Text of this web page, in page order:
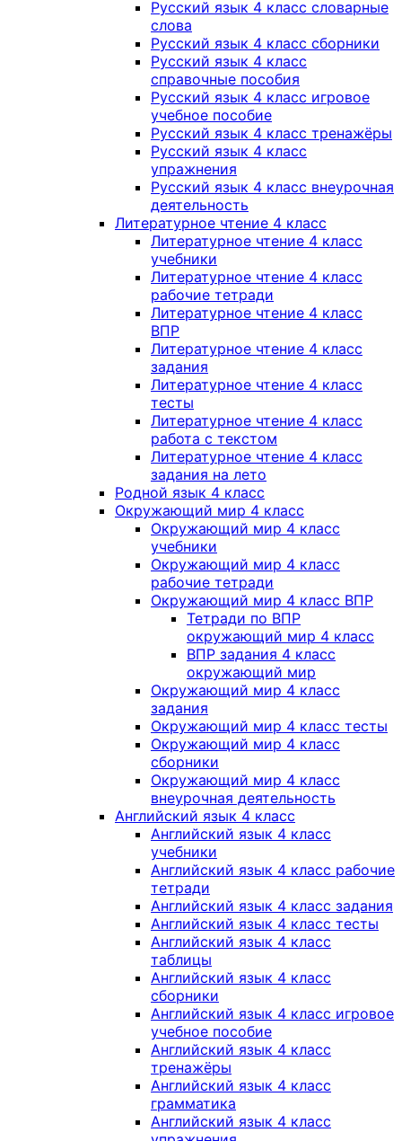
Русский язык 4 класс словарные
слова
Русский язык 4 класс сборники
Русский язык 4 класс
справочные пособия
Русский язык 4 класс игровое
учебное пособие
Русский язык 4 класс тренажёры
Русский язык 4 класс
упражнения
Русский язык 4 класс внеурочная
деятельность
Литературное чтение 4 класс
Литературное чтение 4 класс
учебники
Литературное чтение 4 класс
рабочие тетради
Литературное чтение 4 класс
ВПР
Литературное чтение 4 класс
задания
Литературное чтение 4 класс
тесты
Литературное чтение 4 класс
работа с текстом
Литературное чтение 4 класс
задания на лето
Родной язык 4 класс
Окружающий мир 4 класс
Окружающий мир 4 класс
учебники
Окружающий мир 4 класс
рабочие тетради
Окружающий мир 4 класс ВПР
Тетради по ВПР
окружающий мир 4 класс
ВПР задания 4 класс
окружающий мир
Окружающий мир 4 класс
задания
Окружающий мир 4 класс тесты
Окружающий мир 4 класс
сборники
Окружающий мир 4 класс
внеурочная деятельность
Английский язык 4 класс
Английский язык 4 класс
учебники
Английский язык 4 класс рабочие
тетради
Английский язык 4 класс задания
Английский язык 4 класс тесты
Английский язык 4 класс
таблицы
Английский язык 4 класс
сборники
Английский язык 4 класс игровое
учебное пособие
Английский язык 4 класс
тренажёры
Английский язык 4 класс
грамматика
Английский язык 4 класс